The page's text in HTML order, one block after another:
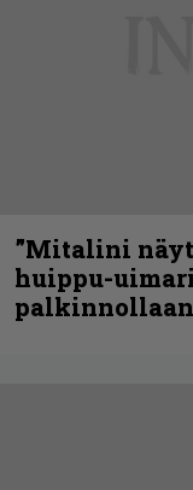
”Mitalini
huippu-
palkinnollaan